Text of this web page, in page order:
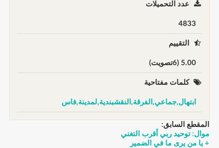
عدد التحميلات
4833
التقييم
5.00 (6تصويت)
كلمات مفتاحية
ابتهال,جماعي,الفرقة,النقشبندية,لمدينة,فاس
المقطع السابق:
موال: توحيد ربي أقرب التغني
+ يا من يرى ما في الضمير